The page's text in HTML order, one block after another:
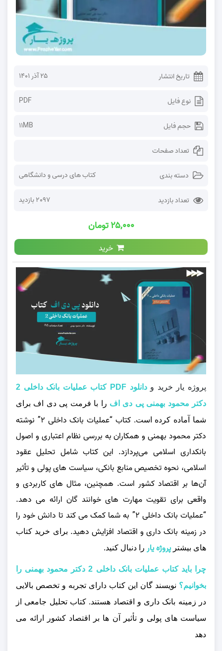
تاریخ انتشار ۲۵ آذر ۱۴۰۱
نوع فایل PDF
حجم فایل 11MB
تعداد صفحات
دسته بندی کتاب های درسی و دانشگاهی
تعداد بازدید 2097 بازدید
۲۵,۰۰۰ تومان
خرید
پروژه یار خرید و
دانلود PDF کتاب عملیات بانک داخلی 2
دکتر محمود بهمنی پی دی اف را با فرمت پی دی اف برای
شما آماده کرده است.کتاب “عملیات بانک داخلی ۲”
نوشته
دکتر محمود بهمنی و همکاران به بررسی نظام اعتباری و اصول
بانکداری اسلامی می‌پردازد. این کتاب شامل تحلیل عقود
اسلامی، نحوه تخصیص منابع بانکی، سیاست‌ های پولی و تأثیر
آن‌ها بر اقتصاد کشور است. همچنین، مثال‌ های کاربردی و
واقعی برای تقویت مهارت‌ های خوانند گان ارائه می‌ دهد.
“عملیات بانک داخلی ۲” به شما کمک می‌ کند تا دانش خود را
در زمینه بانک داری و اقتصاد افزایش دهید. برای خرید کتاب
های بیشتر پروژه یار را دنبال کنید.
چرا باید کتاب عملیات بانک داخلی 2 دکتر محمود بهمنی را
بخوانیم؟ نویسند گان این کتاب دارای تجربه و تخصص بالایی
در زمینه بانک داری و اقتصاد هستند. کتاب تحلیل جامعی از
سیاست‌ های پولی و تأثیر آن‌ ها بر اقتصاد کشور ارائه می‌
دهد